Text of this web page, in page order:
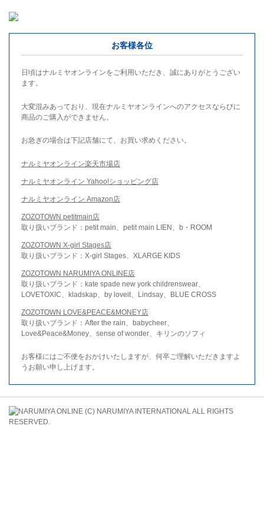
お客様各位
日頃はナルミヤオンラインをご利用いただき、誠にありがとうござい
ます。
大変混みあっており、現在ナルミヤオンラインへのアクセスならびに
商品のご購入ができません。
お急ぎの場合は下記店舗にて、お買い求めください。
ナルミヤオンライン楽天市場店
ナルミヤオンライン Yahoo!ショッピング店
ナルミヤオンライン Amazon店
ZOZOTOWN petitmain店
取り扱いブランド：petit main、petit main LIEN、b・ROOM
ZOZOTOWN X-girl Stages店
取り扱いブランド：X-girl Stages、XLARGE KIDS
ZOZOTOWN NARUMIYA ONLINE店
取り扱いブランド：kate spade new york childrenswear、
LOVETOXIC、kladskap、by loveit、Lindsay、BLUE CROSS
ZOZOTOWN LOVE&PEACE&MONEY店
取り扱いブランド：After the rain、babycheer、
Love&Peace&Money、sense of wonder、キリンのソフィ
お客様にはご不便をおかけいたしますが、何卒ご理解いただきますよ
うお願い申し上げます。